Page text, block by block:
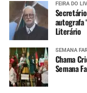
FEIRA DO
autografa
Literário
SEMANA
Chama
Semana